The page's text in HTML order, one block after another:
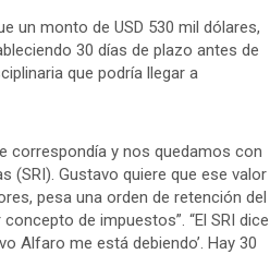
un monto de USD 530 mil dólares,
30 días de plazo antes de
que podría llegar a
correspondía y nos quedamos con
(SRI). Gustavo quiere que ese valor
pesa una orden de retención del
de impuestos”. “El SRI dice
Alfaro me está debiendo’. Hay 30